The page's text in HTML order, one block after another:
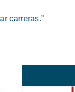
carreras.”